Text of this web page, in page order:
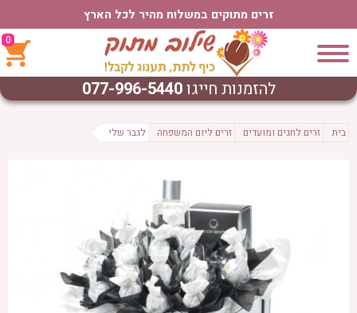
זרים מתוקים במשלוח מהיר לכל הארץ
0
להזמנות חייגו077-996-5440
בית זרים לחגים ומועדים זרים ליום המשפחה לגבר שלי